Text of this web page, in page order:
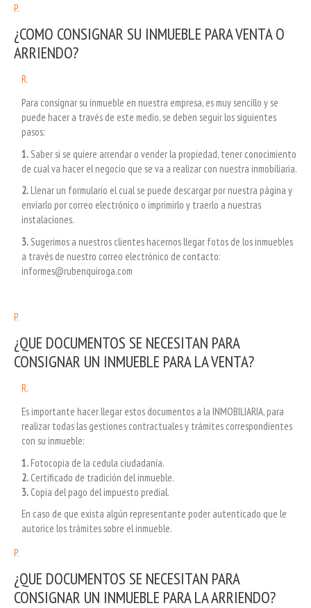
P.
¿COMO CONSIGNAR SU INMUEBLE PARA VENTA O
ARRIENDO?
R.
Para consignar su inmueble en nuestra empresa, es muy sencillo y se
puede hacer a través de este medio, se deben seguir los siguientes
pasos:
1.Saber si se quiere arrendar o vender la propiedad, tener conocimiento
de cual va hacer el negocio que se va a realizar con nuestra inmobiliaria.
2.Llenar un formulario el cual se puede descargar por nuestra página y
enviarlo por correo electrónico o imprimirlo y traerlo a nuestras
instalaciones.
3.Sugerimos a nuestros clientes hacernos llegar fotos de los inmuebles
a través de nuestro correo electrónico de contacto:
informes@rubenquiroga.com
P.
¿QUE DOCUMENTOS SE NECESITAN PARA
CONSIGNAR UN INMUEBLE PARA LA VENTA?
R.
Es importante hacer llegar estos documentos a la INMOBILIARIA, para
realizar todas las gestiones contractuales y trámites correspondientes
con su inmueble:
1.Fotocopia de la cedula ciudadanía.
2.Certificado de tradición del inmueble.
3.Copia del pago del impuesto predial.
En caso de que exista algún representante poder autenticado que le
autorice los trámites sobre el inmueble.
P.
¿QUE DOCUMENTOS SE NECESITAN PARA
CONSIGNAR UN INMUEBLE PARA LA ARRIENDO?